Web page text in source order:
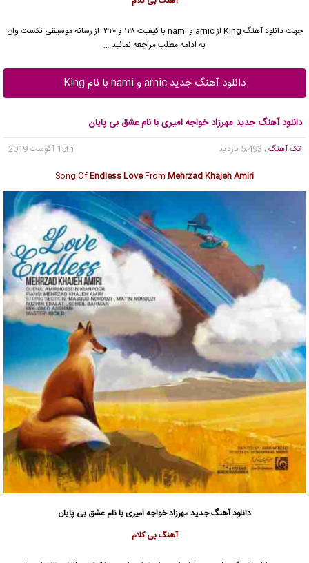
جهت دانلود آهنگ King از arnic و nami با کیفیت ۱۲۸ و ۳۲۰ از رسانه موسیقی نکست وان
به ادامه مطلب مراجعه نمائید …
دانلود آهنگ جدید arnic و nami با نام King
دانلود آهنگ جدید مهرزاد خواجه امیری با نام عشق بی پایان
تک آهنگ , 5,493 بازدید
15th آگوست 2019
Song OfEndless LoveFrom Mehrzad Khajeh Amiri
دانلود آهنگ جدیدمهرزاد خواجه امیریبا نام عشق بی پایان
آهنگ بی کلام